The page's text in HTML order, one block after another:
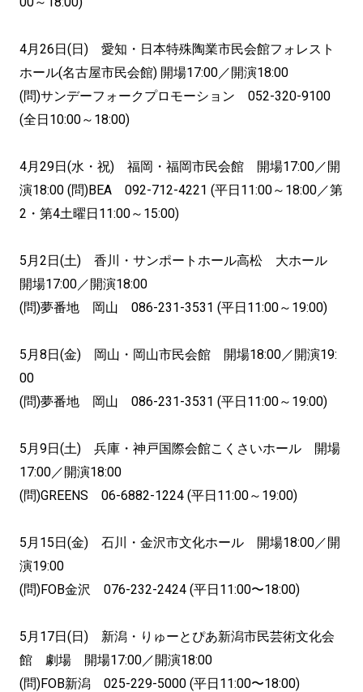
4月26日(日) 愛知・日本特殊陶業市民会館フォレスト
ホール(名古屋市民会館) 開場17:00／開演18:00
(問)サンデーフォークプロモーション 052-320-9100
(全日10:00～18:00)
4月29日(水・祝) 福岡・福岡市民会館 開場17:00／開
演18:00 (問)BEA 092-712-4221 (平日11:00～18:00／第
2・第4土曜日11:00～15:00)
5月2日(土) 香川・サンポートホール高松 大ホール
開場17:00／開演18:00
(問)夢番地 岡山 086-231-3531 (平日11:00～19:00)
5月8日(金) 岡山・岡山市民会館 開場18:00／開演19:
00
(問)夢番地 岡山 086-231-3531 (平日11:00～19:00)
5月9日(土) 兵庫・神戸国際会館こくさいホール 開場
17:00／開演18:00
(問)GREENS 06-6882-1224 (平日11:00～19:00)
5月15日(金) 石川・金沢市文化ホール 開場18:00／開
演19:00
(問)FOB金沢 076-232-2424 (平日11:00〜18:00)
5月17日(日) 新潟・りゅーとぴあ新潟市民芸術文化会
館 劇場 開場17:00／開演18:00
(問)FOB新潟 025-229-5000 (平日11:00〜18:00)